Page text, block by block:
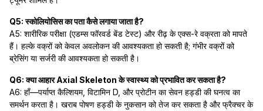
Q5: स्कोलियोसिस का पता कैसे लगाया जाता है?
A5: शारीरिक परीक्षा (एडम्स फॉरवर्ड बेंड टेस्ट) और रीढ़ के एक्स-रे वक्रता को मापते
हैं। हल्के वक्रों को केवल अवलोकन की आवश्यकता हो सकती है; गंभीर वक्रों को
ब्रेसिंग या सर्जरी की आवश्यकता हो सकती है।
Q6: क्या आहार Axial Skeleton के स्वास्थ्य को प्रभावित कर सकता है?
A6: हाँ—पर्याप्त कैल्शियम, विटामिन D, और प्रोटीन का सेवन हड्डी की घनत्व का
समर्थन करता है। खराब पोषण हड्डी के नुकसान को तेज कर सकता है और फ्रैक्चर के